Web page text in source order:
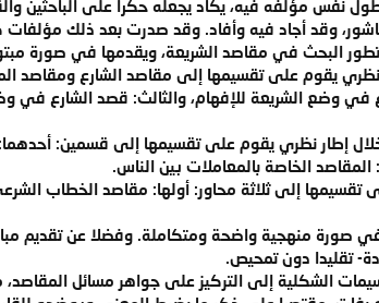
نفس مؤلفه فيه، يكاد يجعله حكرا على الباحثين
وقد أجاد فيه وأفاد. وقد صدرت بعد ذلك مؤلفات
البحث في مقاصد الشريعة، ويقدمها في صورة
يقوم على تقسيمها إلى مقاصد الشارع ومقاصد
وضع الشريعة للإفهام، والثالث: قصد الشارع في
إطار نظري يقوم على تقسيمها إلى قسمين: أحدهما:
المقاصد الخاصة بالمعاملات بين الناس.
إلى ثلاثة محاور: أولها: مقاصد الخطاب
صورة منهجية واضحة ومتكاملة. وفضلا عن تقديم
تقليدا دون تمحيص.
الشكلية إلى التركيز على جواهر مسائل